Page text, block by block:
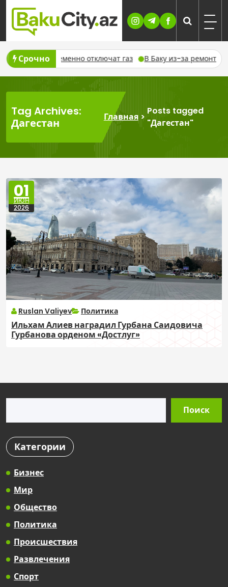
Skip
content
Срочно
временно отключат газ В Баку из-за ремонта
Tag Archives:
Дагестан
Главная>
Posts tagged
"Дагестан"
01
ИЮН
2026
Ruslan Valiyev Политика
Ильхам Алиев наградил Гурбана Саидовича
Гурбанова орденом «Достлуг»
Поиск
Категории
Бизнес
Мир
Общество
Политика
Происшествия
Развлечения
Спорт